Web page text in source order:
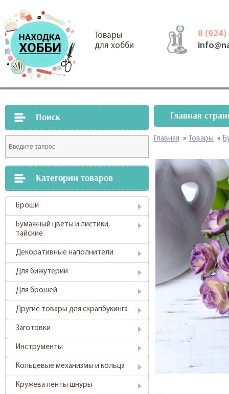
Товары
для хобби
8 (924)
Поиск
Категории товаров
Броши
Бумажный цветы и листики,
тайские
Декоративные наполнители
Для бижутерии
Для брошей
Другие товары для скрапбукинга
Заготовки
Инструменты
Кольцевые механизмы и кольца
Кружева ленты шнуры
Главная
Главная » Товары »